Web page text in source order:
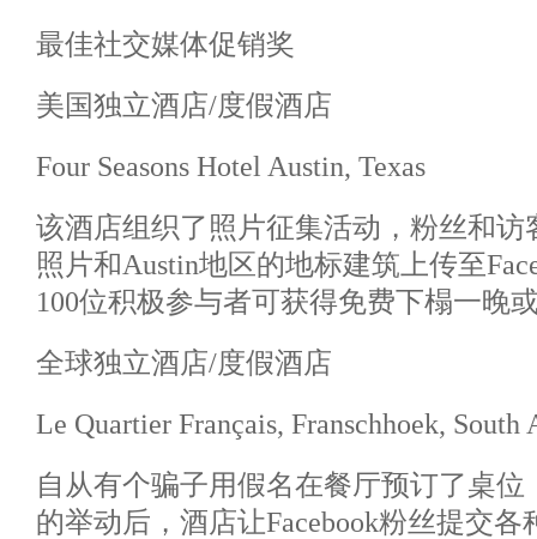
最佳社交媒体促销奖
美国独立酒店/度假酒店
Four Seasons Hotel Austin, Texas
该酒店组织了照片征集活动，粉丝和
照片和Austin地区的地标建筑上传至
100位积极参与者可获得免费下榻一晚
全球独立酒店/度假酒店
Le Quartier Français, Franschhoek, South
自从有个骗子用假名在餐厅预订了桌
的举动后，酒店让Facebook粉丝提交